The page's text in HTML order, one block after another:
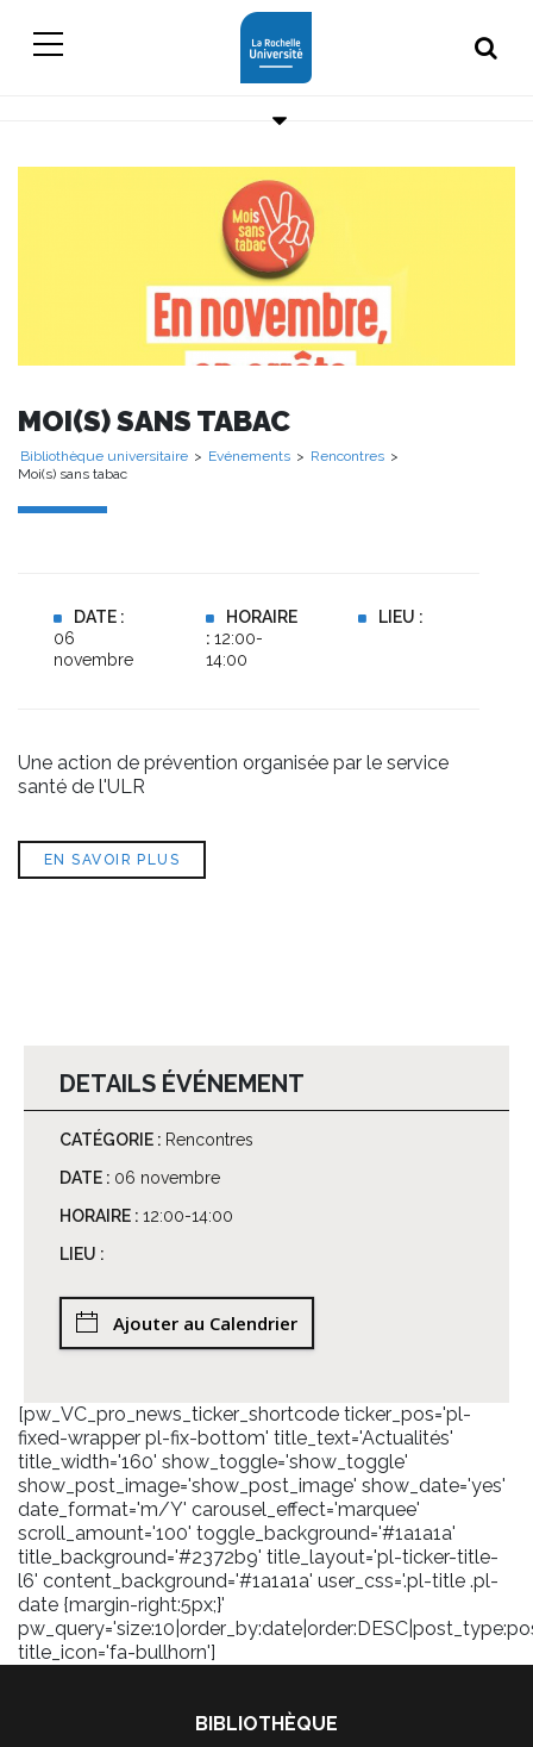
MOI(S) SANS TABAC
Bibliothèque universitaire > Evénements > Rencontres >
Moi(s) sans tabac
DATE :
06
novembre
HORAIRE
:12:00-
14:00
LIEU :
Une action de prévention organisée par le service
santé de l'ULR
EN SAVOIR PLUS
DETAILS ÉVÉNEMENT
CATÉGORIE : Rencontres
DATE : 06 novembre
HORAIRE : 12:00-14:00
LIEU :
Ajouter au Calendrier
[pw_VC_pro_news_ticker_shortcode ticker_pos='pl-
fixed-wrapper pl-fix-bottom' title_text='Actualités'
title_width='160' show_toggle='show_toggle'
show_post_image='show_post_image' show_date='yes'
date_format='m/Y' carousel_effect='marquee'
scroll_amount='100' toggle_background='#1a1a1a'
title_background='#2372b9' title_layout='pl-ticker-title-
l6' content_background='#1a1a1a' user_css='.pl-title .pl-
date {margin-right:5px;}'
title_icon='fa-bullhorn']
BIBLIOTHÈQUE